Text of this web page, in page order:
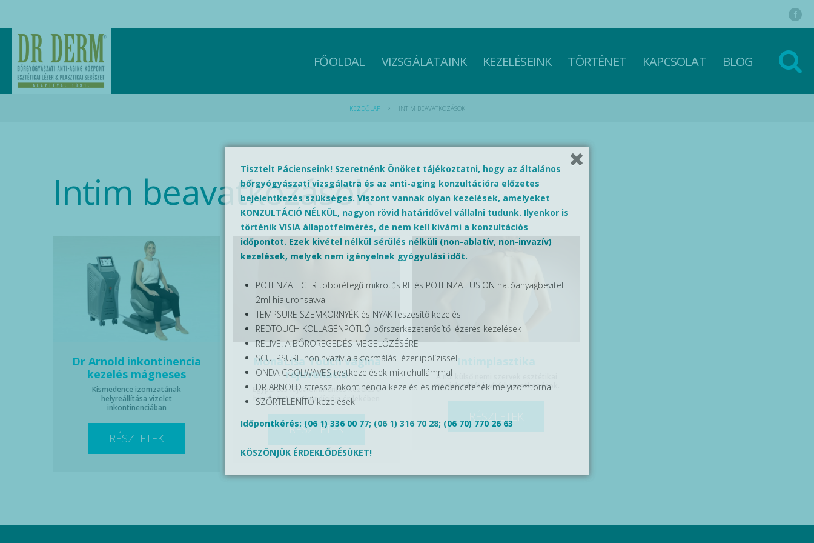
FŐOLDAL VIZSGÁLATAINK KEZELÉSEINK TÖRTÉNET KAPCSOLAT BLOG
KEZDŐLAP INTIM BEAVATKOZÁSOK
Intim beavatkozások
Dr Arnold inkontinencia
kezelés mágneses
Kismedence izomzatának
helyreállítása vizelet
inkontinenciában
RÉSZLETEK
MonaLisa Touch vagina
rejuvenáció
Egyperces fájdalommentes kezelés a
hüvely fiatalos kondíciója érdekében
RÉSZLETEK
A női külső nemi szervek esztétikai
megjelenését javító beavatkozások.
Tisztelt Pácienseink! Szeretnénk Önöket tájékoztatni, hogy az általános
bőrgyógyászati vizsgálatra és az anti-aging konzultációra előzetes
bejelentkezés szükséges. Viszont vannak olyan kezelések, amelyeket
KONZULTÁCIÓ NÉLKÜL, nagyon rövid határidővel vállalni tudunk. Ilyenkor is
történik VISIA állapotfelmérés, de nem kell kivárni a konzultációs
időpontot. Ezek kivétel nélkül sérülés nélküli (non-ablatív, non-invazív)
kezelések, melyek nem igényelnek gyógyulási időt.
POTENZA TIGER többrétegű mikrotűs RF és POTENZA FUSION hatóanyagbevitel
2ml hialuronsavval
TEMPSURE SZEMKÖRNYÉK és NYAK feszesítő kezelés
REDTOUCH KOLLAGÉNPÓTLÓ bőrszerkezeterősítő lézeres kezelések
RELIVE: A BŐRÖREGEDÉS MEGELŐZÉSÉRE
SCULPSURE noninvazív alakformálás lézerlipolízissel
ONDA COOLWAVES testkezelések mikrohullámmal
DR ARNOLD stressz-inkontinencia kezelés és medencefenék mélyizomtorna
SZŐRTELENÍTŐ kezelések
Időpontkérés: (06 1) 336 00 77; (06 1) 316 70 28; (06 70) 770 26 63
KÖSZÖNJÜK ÉRDEKLŐDÉSÜKET!